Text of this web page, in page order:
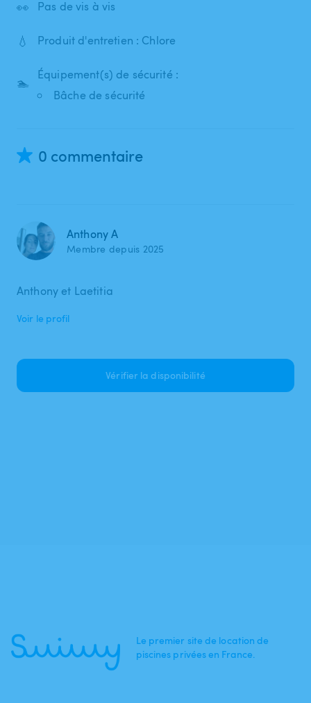
👀 Pas de vis à vis
💧 Produit d'entretien : Chlore
🏊
Équipement(s) de sécurité :
Bâche de sécurité
0 commentaire
Anthony A
Membre depuis 2025
Anthony et Laetitia
Voir le profil
Vérifier la disponibilité
Le premier site de location de
piscines privées en France.